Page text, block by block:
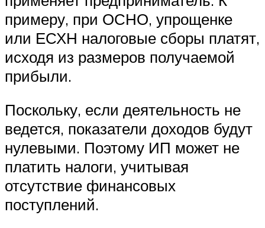
примеру, при ОСНО, упрощенке
или ЕСХН налоговые сборы платят,
исходя из размеров получаемой
прибыли.
Поскольку, если деятельность не
ведется, показатели доходов будут
нулевыми. Поэтому ИП может не
платить налоги, учитывая
отсутствие финансовых
поступлений.